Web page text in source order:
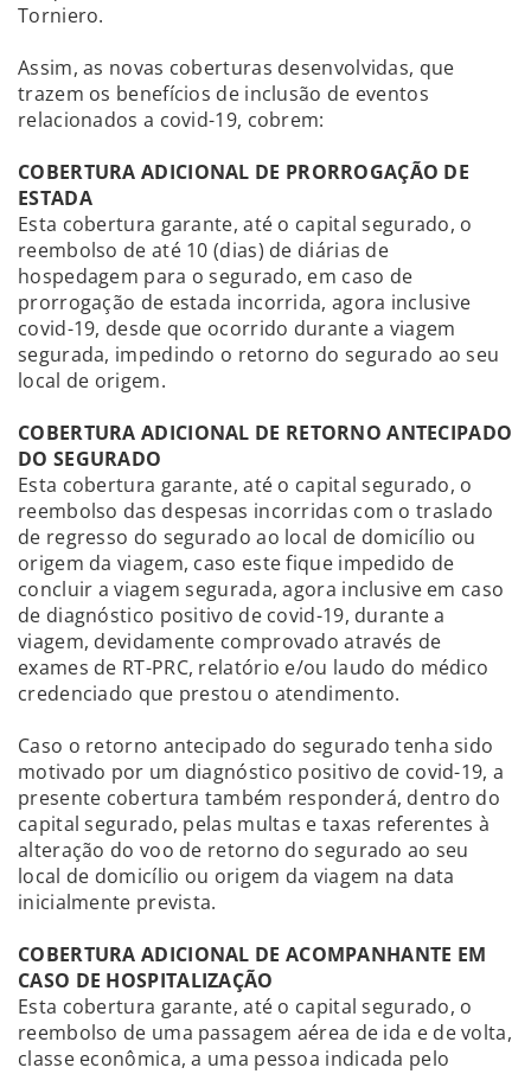
Torniero.
Assim, as novas coberturas desenvolvidas, que
trazem os benefícios de inclusão de eventos
relacionados a covid-19, cobrem:
COBERTURA ADICIONAL DE PRORROGAÇÃO DE
ESTADA
Esta cobertura garante, até o capital segurado, o
reembolso de até 10 (dias) de diárias de
hospedagem para o segurado, em caso de
prorrogação de estada incorrida, agora inclusive
covid-19, desde que ocorrido durante a viagem
segurada, impedindo o retorno do segurado ao seu
local de origem.
COBERTURA ADICIONAL DE RETORNO ANTECIPADO
DO SEGURADO
Esta cobertura garante, até o capital segurado, o
reembolso das despesas incorridas com o traslado
de regresso do segurado ao local de domicílio ou
origem da viagem, caso este fique impedido de
concluir a viagem segurada, agora inclusive em caso
de diagnóstico positivo de covid-19, durante a
viagem, devidamente comprovado através de
exames de RT-PRC, relatório e/ou laudo do médico
credenciado que prestou o atendimento.
Caso o retorno antecipado do segurado tenha sido
motivado por um diagnóstico positivo de covid-19, a
presente cobertura também responderá, dentro do
capital segurado, pelas multas e taxas referentes à
alteração do voo de retorno do segurado ao seu
local de domicílio ou origem da viagem na data
inicialmente prevista.
COBERTURA ADICIONAL DE ACOMPANHANTE EM
CASO DE HOSPITALIZAÇÃO
Esta cobertura garante, até o capital segurado, o
reembolso de uma passagem aérea de ida e de volta,
classe econômica, a uma pessoa indicada pelo